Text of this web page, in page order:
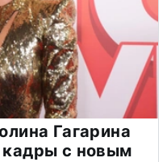
Гагарина
кадры с новым